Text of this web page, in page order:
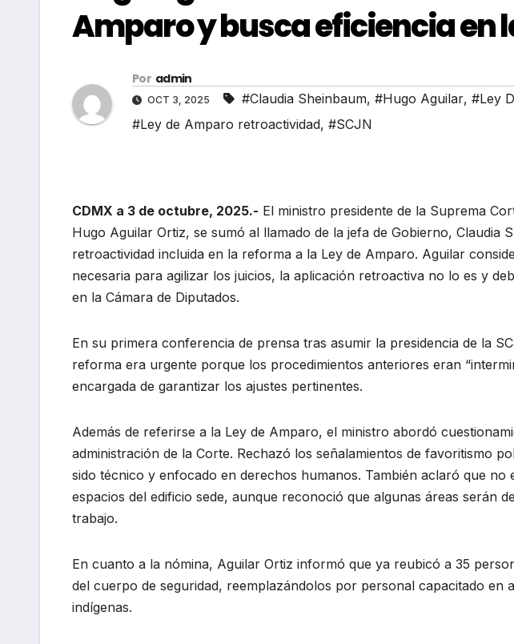
Amparo y busca eficiencia en
Por admin
OCT 3, 2025 #Claudia Sheinbaum, #Hugo Aguilar, #Ley
#Ley de Amparo retroactividad, #SCJN
CDMX a 3 de octubre, 2025.- El ministro presidente de la Suprema
Hugo Aguilar Ortiz, se sumó al llamado de la jefa de Gobierno, Claudia
retroactividad incluida en la reforma a la Ley de Amparo. Aguilar
necesaria para agilizar los juicios, la aplicación retroactiva no lo es y
en la Cámara de Diputados.
En su primera conferencia de prensa tras asumir la presidencia de la
reforma era urgente porque los procedimientos anteriores eran
encargada de garantizar los ajustes pertinentes.
Además de referirse a la Ley de Amparo, el ministro abordó
administración de la Corte. Rechazó los señalamientos de favoritismo
sido técnico y enfocado en derechos humanos. También aclaró que
espacios del edificio sede, aunque reconoció que algunas áreas serán
trabajo.
En cuanto a la nómina, Aguilar Ortiz informó que ya reubicó a 35
del cuerpo de seguridad, reemplazándolos por personal capacitado en
indígenas.